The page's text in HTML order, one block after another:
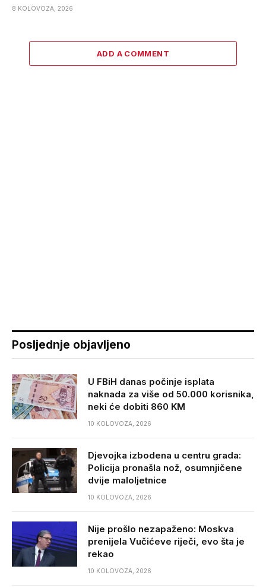
8 KOLOVOZA, 2026
ADD A COMMENT
Posljednje objavljeno
U FBiH danas počinje isplata
naknada za više od 50.000 korisnika,
neki će dobiti 860 KM
10 KOLOVOZA, 2026
Djevojka izbodena u centru grada:
Policija pronašla nož, osumnjičene
dvije maloljetnice
10 KOLOVOZA, 2026
Nije prošlo nezapaženo: Moskva
prenijela Vučićeve riječi, evo šta je
rekao
10 KOLOVOZA, 2026